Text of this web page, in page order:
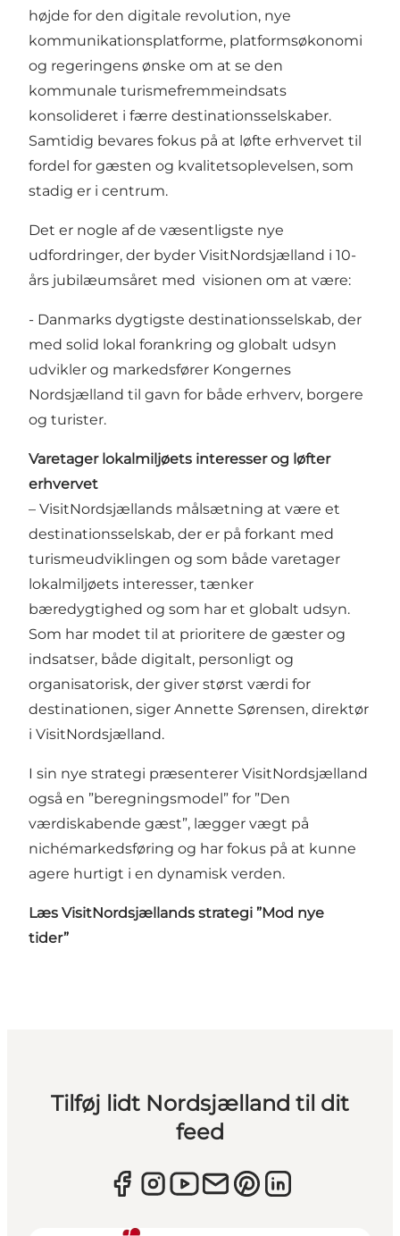
højde for den digitale revolution, nye
kommunikationsplatforme, platformsøkonomi
og regeringens ønske om at se den
kommunale turismefremmeindsats
konsolideret i færre destinationsselskaber.
Samtidig bevares fokus på at løfte erhvervet til
fordel for gæsten og kvalitetsoplevelsen, som
stadig er i centrum.
Det er nogle af de væsentligste nye
udfordringer, der byder VisitNordsjælland i 10-
års jubilæumsåret med visionen om at være:
- Danmarks dygtigste destinationsselskab, der
med solid lokal forankring og globalt udsyn
udvikler og markedsfører Kongernes
Nordsjælland til gavn for både erhverv, borgere
og turister.
Varetager lokalmiljøets interesser og løfter
erhvervet
– VisitNordsjællands målsætning at være et
destinationsselskab, der er på forkant med
turismeudviklingen og som både varetager
lokalmiljøets interesser, tænker
bæredygtighed og som har et globalt udsyn.
Som har modet til at prioritere de gæster og
indsatser, både digitalt, personligt og
organisatorisk, der giver størst værdi for
destinationen, siger Annette Sørensen, direktør
i VisitNordsjælland.
I sin nye strategi præsenterer VisitNordsjælland
også en ”beregningsmodel” for ”Den
værdiskabende gæst”, lægger vægt på
nichémarkedsføring og har fokus på at kunne
agere hurtigt i en dynamisk verden.
Læs VisitNordsjællands strategi ”Mod nye
tider”
Tilføj lidt Nordsjælland til dit
feed